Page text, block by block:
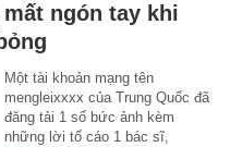
ngón tay khi
Một tài khoản mạng tên
mengleixxxx của Trung Quốc đã
đăng tải 1 số bức ảnh kèm
những lời tố cáo 1 bác sĩ,